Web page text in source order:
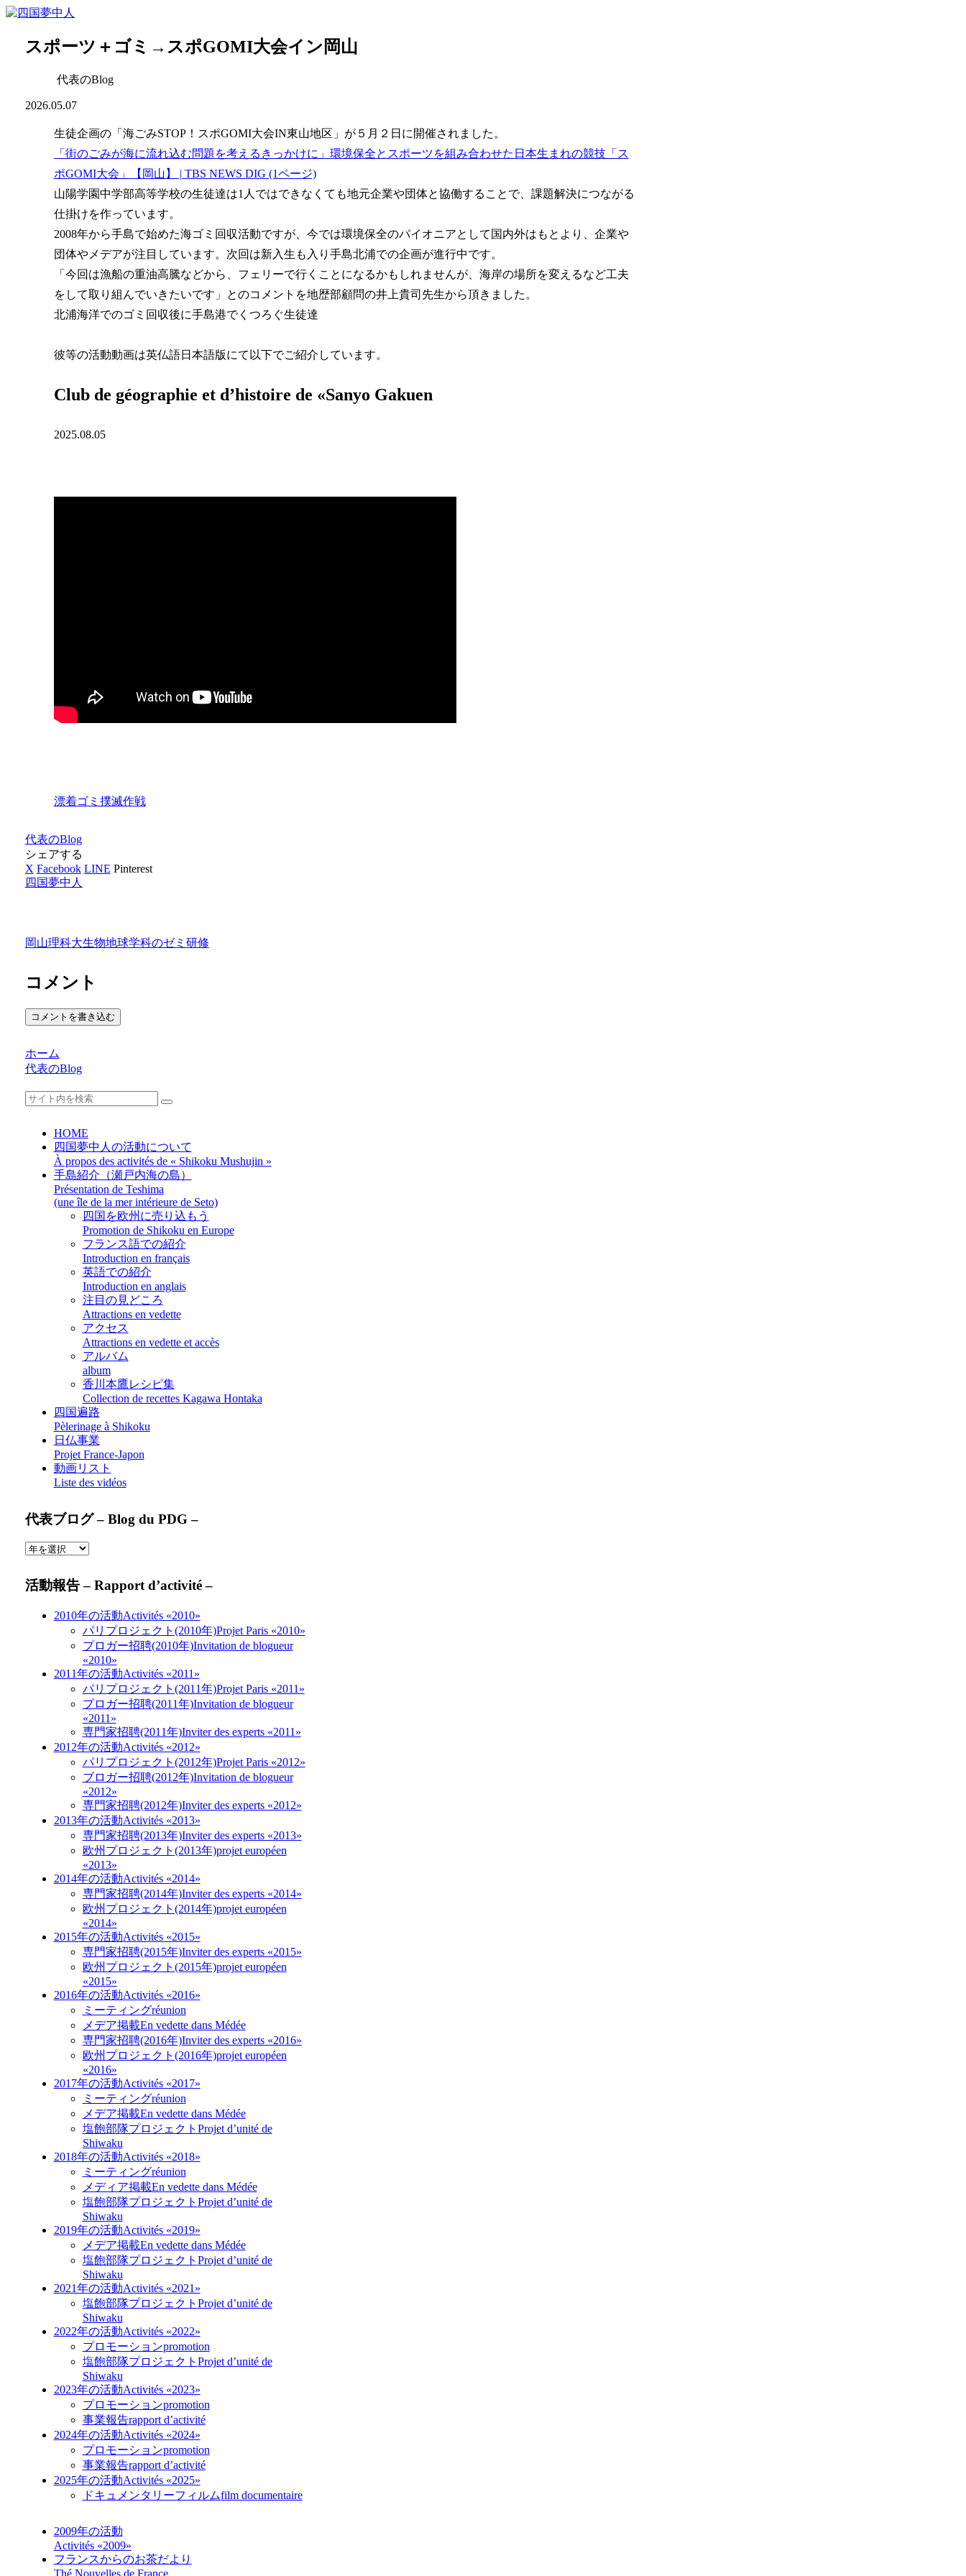
スポーツ＋ゴミ→スポGOMI大会イン岡山
代表のBlog
2026.05.07
生徒企画の「海ごみSTOP！スポGOMI大会IN東山地区」が５月２日に開催されました。
「街のごみが海に流れ込む問題を考えるきっかけに」環境保全とスポーツを組み合わせた日本生まれの競技「ス
ポGOMI大会」【岡山】 | TBS NEWS DIG (1ページ)
山陽学園中学部高等学校の生徒達は1人ではできなくても地元企業や団体と協働することで、課題解決につながる
仕掛けを作っています。
2008年から手島で始めた海ゴミ回収活動ですが、今では環境保全のパイオニアとして国内外はもとより、企業や
団体やメデアが注目しています。次回は新入生も入り手島北浦での企画が進行中です。
「今回は漁船の重油高騰などから、フェリーで行くことになるかもしれませんが、 海岸の場所を変えるなど工夫
をして取り組んでいきたいです」とのコメントを地歴部顧問の井上貴司先生から頂きました。
北浦海洋でのゴミ回収後に手島港でくつろぐ生徒達
彼等の活動動画は英仏語日本語版にて以下でご紹介しています。
Club de géographie et d’histoire de «Sanyo Gakuen
2025.08.05
漂着ゴミ撲滅作戦
代表のBlog
シェアする
X Facebook LINE Pinterest
四国夢中人
岡山理科大生物地球学科のゼミ研修
コメント
コメントを書き込む
ホーム
代表のBlog
HOME
四国夢中人の活動について
À propos des activités de « Shikoku Mushujin »
手島紹介（瀬戸内海の島）
Présentation de Teshima
(une île de la mer intérieure de Seto)
四国を欧州に売り込もう
Promotion de Shikoku en Europe
フランス語での紹介
Introduction en français
英語での紹介
Introduction en anglais
注目の見どころ
Attractions en vedette
アクセス
Attractions en vedette et accès
アルバム
album
香川本鷹レシピ集
Collection de recettes Kagawa Hontaka
四国遍路
Pèlerinage à Shikoku
日仏事業
Projet France-Japon
動画リスト
Liste des vidéos
代表ブログ – Blog du PDG –
活動報告 – Rapport d’activité –
2010年の活動Activités «2010»
パリプロジェクト(2010年)Projet Paris «2010»
プロガー招聘(2010年)Invitation de blogueur
«2010»
2011年の活動Activités «2011»
パリプロジェクト(2011年)Projet Paris «2011»
プロガー招聘(2011年)Invitation de blogueur
«2011»
専門家招聘(2011年)Inviter des experts «2011»
2012年の活動Activités «2012»
パリプロジェクト(2012年)Projet Paris «2012»
ブロガー招聘(2012年)Invitation de blogueur
«2012»
専門家招聘(2012年)Inviter des experts «2012»
2013年の活動Activités «2013»
専門家招聘(2013年)Inviter des experts «2013»
欧州プロジェクト(2013年)projet européen
«2013»
2014年の活動Activités «2014»
専門家招聘(2014年)Inviter des experts «2014»
欧州プロジェクト(2014年)projet européen
«2014»
2015年の活動Activités «2015»
専門家招聘(2015年)Inviter des experts «2015»
欧州プロジェクト(2015年)projet européen
«2015»
2016年の活動Activités «2016»
ミーティングréunion
メデア掲載En vedette dans Médée
専門家招聘(2016年)Inviter des experts «2016»
欧州プロジェクト(2016年)projet européen
«2016»
2017年の活動Activités «2017»
ミーティングréunion
メデア掲載En vedette dans Médée
塩飽部隊プロジェクト Projet d’unité de
Shiwaku
2018年の活動Activités «2018»
ミーティングréunion
メディア掲載En vedette dans Médée
塩飽部隊プロジェクト Projet d’unité de
Shiwaku
2019年の活動Activités «2019»
メデア掲載En vedette dans Médée
塩飽部隊プロジェクト Projet d’unité de
Shiwaku
2021年の活動Activités «2021»
塩飽部隊プロジェクト Projet d’unité de
Shiwaku
2022年の活動Activités «2022»
プロモーションpromotion
塩飽部隊プロジェクト Projet d’unité de
Shiwaku
2023年の活動Activités «2023»
プロモーションpromotion
事業報告rapport d’activité
2024年の活動Activités «2024»
プロモーションpromotion
事業報告rapport d’activité
2025年の活動Activités «2025»
ドキュメンタリーフィルムfilm documentaire
2009年の活動
Activités «2009»
フランスからのお茶だより
Thé Nouvelles de France